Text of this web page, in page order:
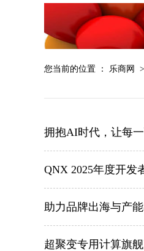
您当前的位置 ： 乐商网
拥抱AI时代，让每
QNX 2025年度开发
助力品牌出海与产
超聚变专用计算旗